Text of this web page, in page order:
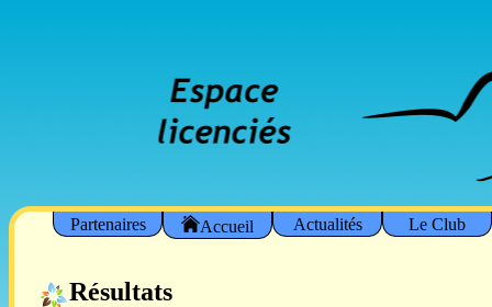
Partenaires Accueil Actualités Le Club
Résultats